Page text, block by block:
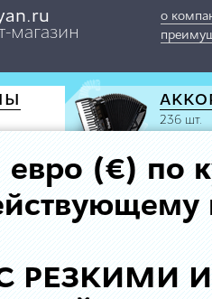
магазин
о
236 шт.
евро (€) по
РЕЗКИМИ